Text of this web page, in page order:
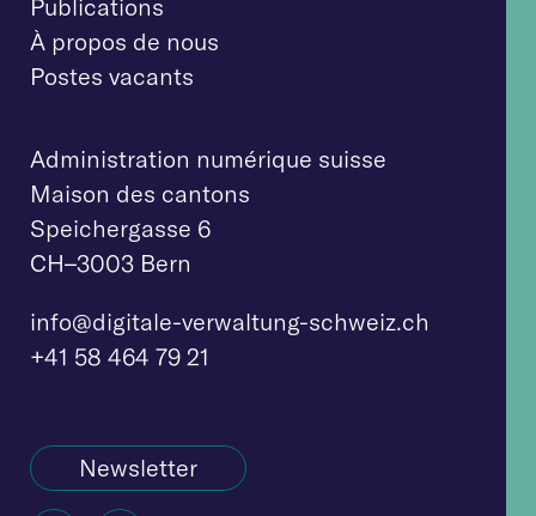
Publications
À propos de nous
Postes vacants
Administration numérique suisse
Maison des cantons
Speichergasse 6
CH–3003 Bern
info@digitale-verwaltung-schweiz.ch
+41 58 464 79 21
Newsletter